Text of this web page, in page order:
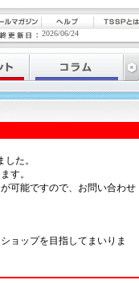
た。
す。
可能ですので、お問い合わせ
ョップを目指してまいりま
2026/06/24